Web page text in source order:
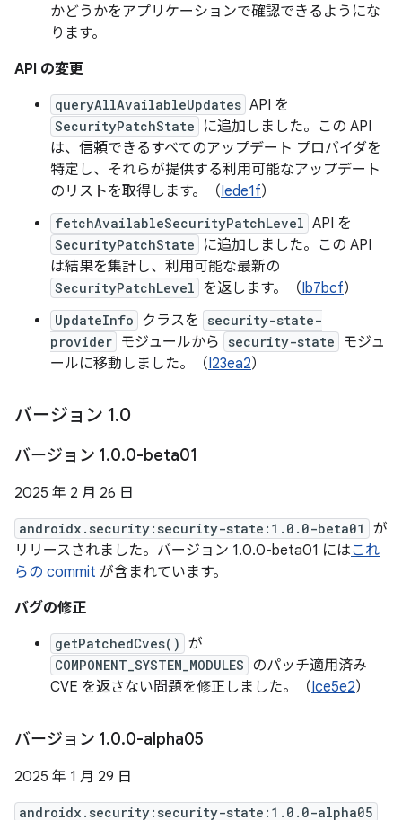
かどうかをアプリケーションで確認できるようにな
ります。
API の変更
queryAllAvailableUpdates API を
SecurityPatchState
に追加しました。この API
は、信頼できるすべてのアップデート プロバイダを
特定し、それらが提供する利用可能なアップデート
のリストを取得します。（Iede1f）
fetchAvailableSecurityPatchLevel API を
SecurityPatchState
に追加しました。この API
は結果を集計し、利用可能な最新の
SecurityPatchLevel を返します。（Ib7bcf）
UpdateInfo クラスを
security-state-
provider モジュールから security-state
モジュ
ールに移動しました。（I23ea2）
バージョン 1.0
バージョン 1.0.0-beta01
2025 年 2 月 26 日
androidx.security:security-state:1.0.0-beta01
が
リリースされました。バージョン 1.0.0-beta01 にはこれ
らの commit が含まれています。
バグの修正
getPatchedCves() が
COMPONENT_SYSTEM_MODULES のパッチ適用済み
CVE を返さない問題を修正しました。（Ice5e2）
バージョン 1.0.0-alpha05
2025 年 1 月 29 日
androidx.security:security-state:1.0.0-alpha05